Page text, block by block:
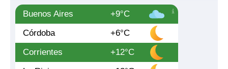
Buenos Aires
+9°C
Córdoba
+6°C
Corrientes
+12°C